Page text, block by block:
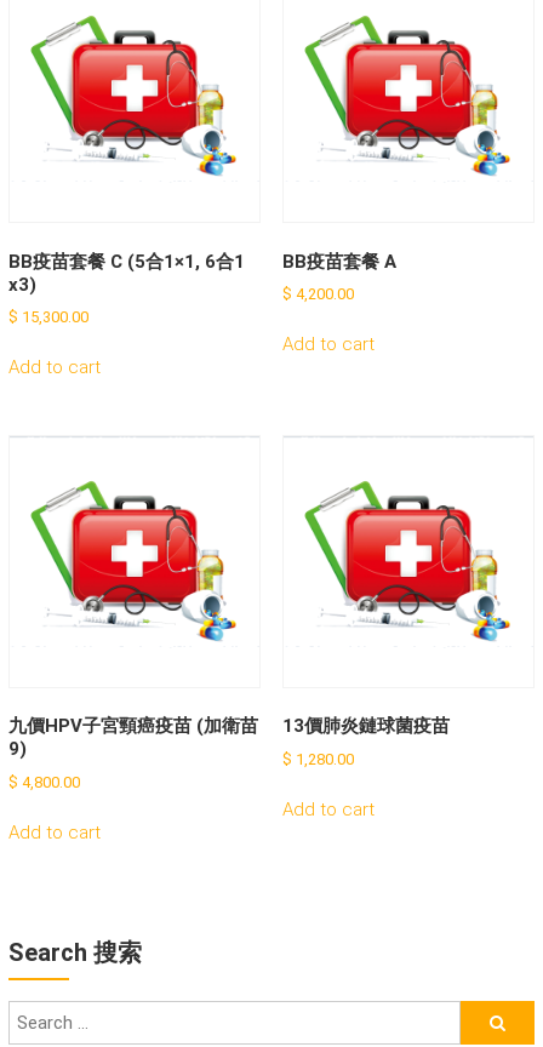
BB疫苗套餐 C (5合1×1, 6合1
x3)
$ 15,300.00
Add to cart
BB疫苗套餐 A
$ 4,200.00
Add to cart
九價HPV子宮頸癌疫苗 (加衛苗
9)
$ 4,800.00
Add to cart
13價肺炎鏈球菌疫苗
$ 1,280.00
Add to cart
Search 搜索